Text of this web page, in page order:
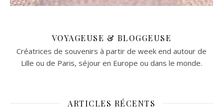
VOYAGEUSE & BLOGGEUSE
Créatrices de souvenirs à partir de week end autour de
Lille ou de Paris, séjour en Europe ou dans le monde.
ARTICLES RÉCENTS